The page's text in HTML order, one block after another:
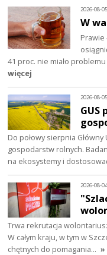
2026-08-
W
Prawie
41 proc. nie miało
więcej
2026-08-
Do połowy sierpnia
gospodarstw rolnych.
na ekosystemy i
2026-08-
Trwa rekrutacja
W całym kraju, w tym w
chętnych do pomagania… »